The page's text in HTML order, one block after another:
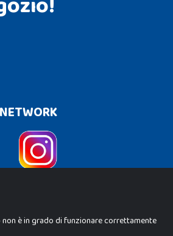
è in grado di funzionare correttamente